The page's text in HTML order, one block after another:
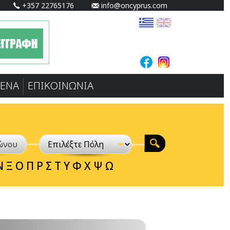
+357 22765176 info@oncyprus.com
ΕΠΙΚΟΙΝΩΝΙΑ
Ξ Ο Π Ρ Σ Τ Υ Φ Χ Ψ Ω